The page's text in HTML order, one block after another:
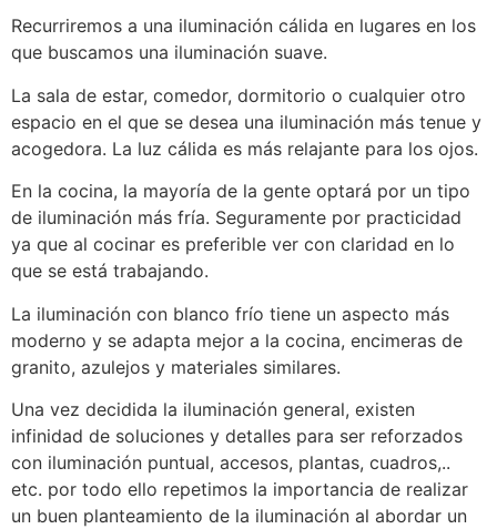
Recurriremos a una iluminación cálida en lugares en los
que buscamos una iluminación suave.
La sala de estar, comedor, dormitorio o cualquier otro
espacio en el que se desea una iluminación más tenue y
acogedora. La luz cálida es más relajante para los ojos.
En la cocina, la mayoría de la gente optará por un tipo
de iluminación más fría. Seguramente por practicidad
ya que al cocinar es preferible ver con claridad en lo
que se está trabajando.
La iluminación con blanco frío tiene un aspecto más
moderno y se adapta mejor a la cocina, encimeras de
granito, azulejos y materiales similares.
Una vez decidida la iluminación general, existen
infinidad de soluciones y detalles para ser reforzados
con iluminación puntual, accesos, plantas, cuadros,..
etc. por todo ello repetimos la importancia de realizar
un buen planteamiento de la iluminación al abordar un